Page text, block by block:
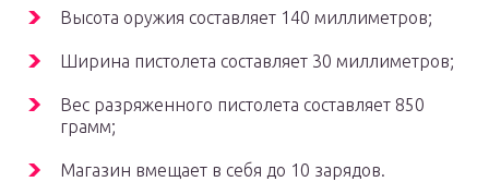
Высота оружия составляет 140 миллиметров;
Ширина пистолета составляет 30 миллиметров;
Вес разряженного пистолета составляет 850
грамм;
Магазин вмещает в себя до 10 зарядов.